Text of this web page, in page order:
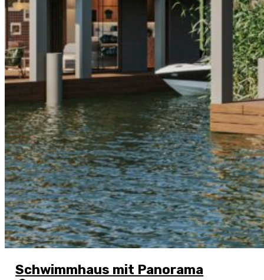
Schwimmhaus mit Panorama